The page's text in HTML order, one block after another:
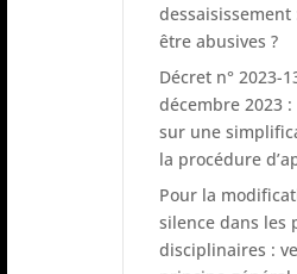
être abusives ?
Décret n° 2023-
décembre 2023
sur une
la procédure
Pour la
silence dans les
disciplinaires :